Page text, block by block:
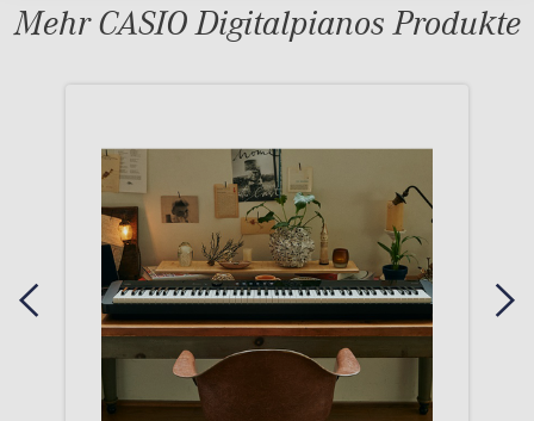
Mehr CASIO Digitalpianos Produkte